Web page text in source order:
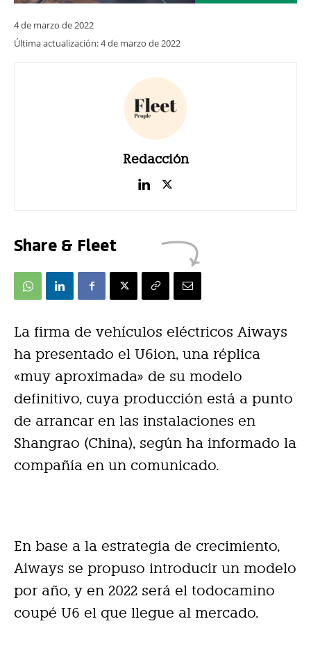
4 de marzo de 2022
Última actualización:4 de marzo de 2022
Redacción
Share & Fleet
La firma de vehículos eléctricos Aiways
ha presentado el U6ion, una réplica
«muy aproximada» de su modelo
definitivo, cuya producción está a punto
de arrancar en las instalaciones en
Shangrao (China), según ha informado la
compañía en un comunicado.
En base a la estrategia de crecimiento,
Aiways se propuso introducir un modelo
por año, y en 2022 será el todocamino
coupé U6 el que llegue al mercado.